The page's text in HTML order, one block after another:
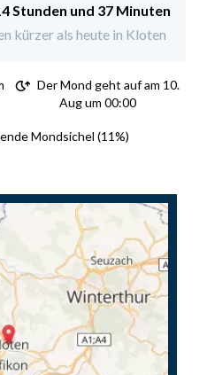
Stunden und 37 Minuten
kürzer als heute in Kloten
Der Mond geht auf am 10.
Aug um 00:00
Mondsichel (11%)